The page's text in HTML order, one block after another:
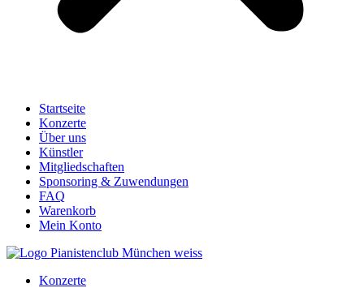
Startseite
Konzerte
Über uns
Künstler
Mitgliedschaften
Sponsoring & Zuwendungen
FAQ
Warenkorb
Mein Konto
Konzerte